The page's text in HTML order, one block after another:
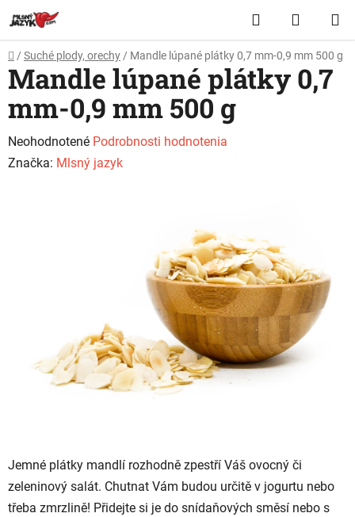
na
obsah
Hľadať
KOŠÍK
Domov
/ Suché plody, orechy / Mandle lúpané plátky 0,7 mm-0,9 mm 500 g
Jemné plátky mandlí rozhodně zpestří Váš ovocný či
zeleninový salát. Chutnat Vám budou určitě v jogurtu nebo
třeba zmrzlině! Přidejte si je do snídaňových směsí nebo s
Mandle lúpané plátky 0,7
mm-0,9 mm 500 g
Priemerné
hodnotenie
Neohodnotené Podrobnosti hodnotenia
Značka: Mlsný jazyk